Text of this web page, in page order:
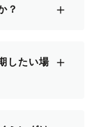
？ ＋
したい場
＋